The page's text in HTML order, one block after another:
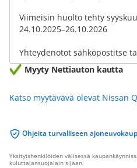
Viimeisin huolto tehty
24.10.2025–26.10.2026
Yhteydenotot sähköpostitse
Myyty Nettiauton kautta
Katso myytävävä olevat Nissan
Ohjeita turvalliseen
Yksityishenkilöiden välisessä
kuluttajansuojalain sijaan.